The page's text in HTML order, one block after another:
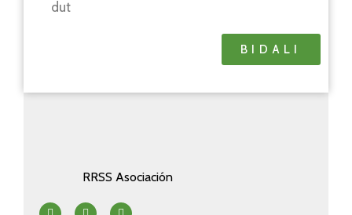
dut
BIDALI
RRSS Asociación